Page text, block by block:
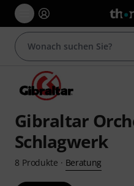
Gibraltar
Schlagwerk
8 Produkte · Beratung